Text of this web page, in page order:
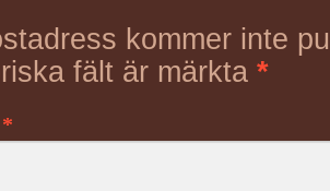
kommer inte
fält är märkta *
*